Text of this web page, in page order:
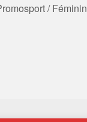
/ Féminin